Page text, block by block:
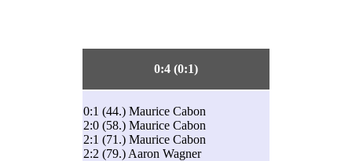
0:4 (0:1)
0:1 (44.) Maurice Cabon
2:0 (58.) Maurice Cabon
2:1 (71.) Maurice Cabon
2:2 (79.) Aaron Wagner